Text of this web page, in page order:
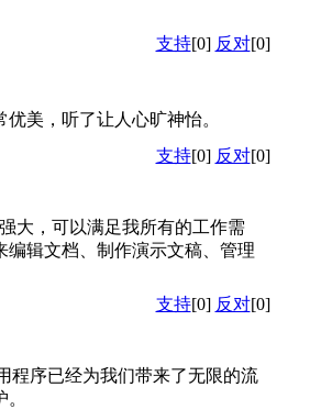
支持[0] 反对[0]
美，听了让人心旷神怡。
支持[0] 反对[0]
大，可以满足我所有的工作需
编辑文档、制作演示文稿、管理
支持[0] 反对[0]
程序已经为我们带来了无限的流